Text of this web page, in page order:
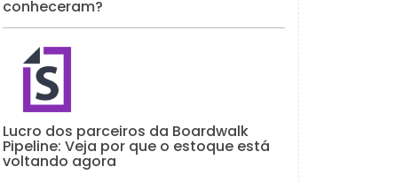
conheceram?
Lucro dos parceiros da Boardwalk
Pipeline: Veja por que o estoque está
voltando agora